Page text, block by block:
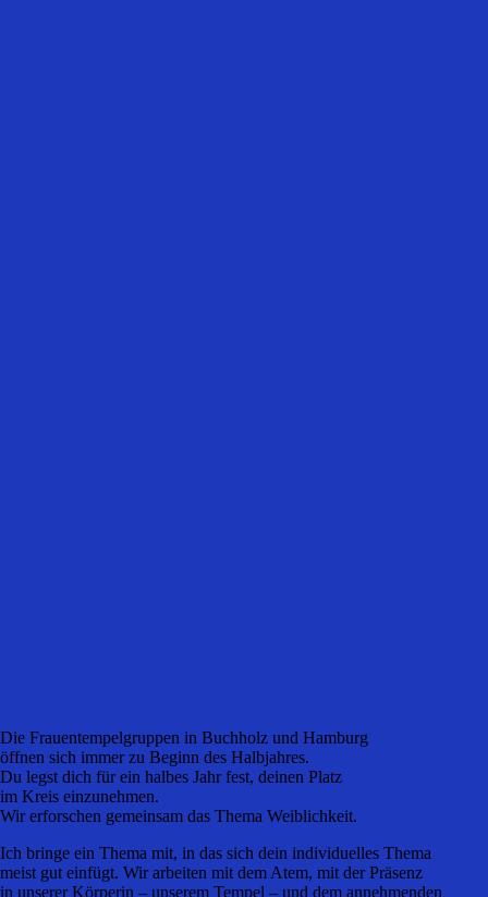
Die Frauentempelgruppen in Buchholz und Hamburg
öffnen sich immer zu Beginn des Halbjahres.
Du legst dich für ein halbes Jahr fest, deinen Platz
im Kreis einzunehmen.
Wir erforschen gemeinsam das Thema Weiblichkeit.
Ich bringe ein Thema mit, in das sich dein individuelles Thema
meist gut einfügt. Wir arbeiten mit dem Atem, mit der Präsenz
in unserer Körperin – unserem Tempel – und dem annehmenden